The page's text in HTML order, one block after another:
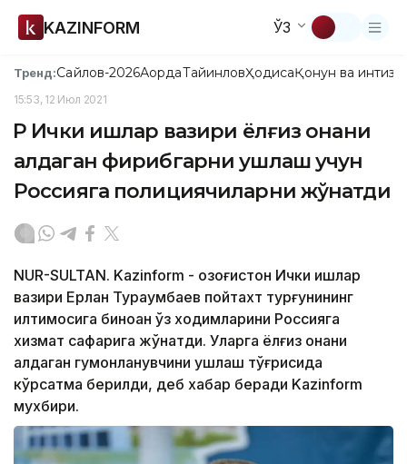
KAZINFORM ЎЗ
Тренд:Сайлов-2026АқордаТайинловҲодисаҚонун ва
15:53, 12 Июл 2021
ҚР Ички ишлар вазири ёлғиз онани
алдаган фирибгарни ушлаш учун
Россияга полициячиларни жўнатди
NUR-SULTAN. Kazinform - Қозоғистон Ички ишлар
вазири Ерлан Тураумбаев пойтахт турғунининг
илтимосига биноан ўз ходимларини Россияга
хизмат сафарига жўнатди. Уларга ёлғиз онани
алдаган гумонланувчини ушлаш тўғрисида
кўрсатма берилди, деб хабар беради Kazinform
мухбири.